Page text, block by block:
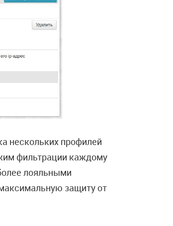
нескольких профилей
фильтрации каждому
лояльными
защиту от